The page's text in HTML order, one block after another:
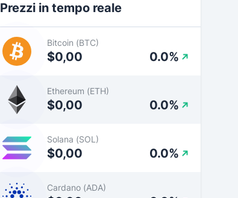
Prezzi in tempo reale
Bitcoin (BTC)
$0,00 0.0%
Ethereum (ETH)
$0,00 0.0%
Solana (SOL)
$0,00 0.0%
Cardano (ADA)